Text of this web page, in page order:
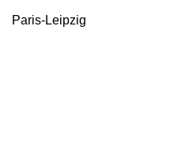
Paris-Leipzig